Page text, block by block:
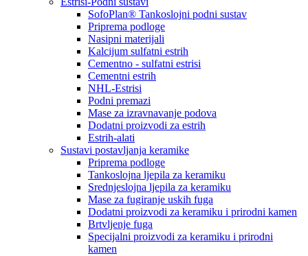
SofoPlan® Tankoslojni podni sustav
Priprema podloge
Nasipni materijali
Kalcijum sulfatni estrih
Cementno - sulfatni estrisi
Cementni estrih
NHL-Estrisi
Podni premazi
Mase za izravnavanje podova
Dodatni proizvodi za estrih
Estrih-alati
Sustavi postavljanja keramike
Priprema podloge
Tankoslojna ljepila za keramiku
Srednjeslojna ljepila za keramiku
Mase za fugiranje uskih fuga
Dodatni proizvodi za keramiku i prirodni kamen
Brtvljenje fuga
Specijalni proizvodi za keramiku i prirodni
kamen